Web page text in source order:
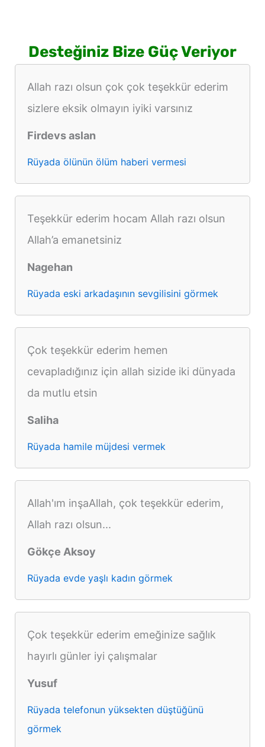
Desteğiniz Bize Güç Veriyor
Allah razı olsun çok çok teşekkür ederim
sizlere eksik olmayın iyiki varsınız
Firdevs aslan
Rüyada ölünün ölüm haberi vermesi
Teşekkür ederim hocam Allah razı olsun
Allah’a emanetsiniz
Nagehan
Rüyada eski arkadaşının sevgilisini görmek
Çok teşekkür ederim hemen
cevapladığınız için allah sizide iki dünyada
da mutlu etsin
Saliha
Rüyada hamile müjdesi vermek
Allah'ım inşaAllah, çok teşekkür ederim,
Allah razı olsun...
Gökçe Aksoy
Rüyada evde yaşlı kadın görmek
Çok teşekkür ederim emeğinize sağlık
hayırlı günler iyi çalışmalar
Yusuf
Rüyada telefonun yüksekten düştüğünü
görmek